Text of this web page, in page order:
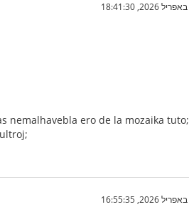
nemalhavebla ero de la mozaika tuto;